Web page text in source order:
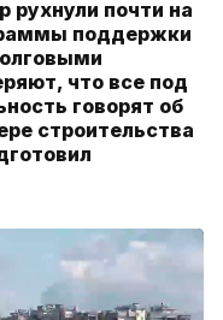
рухнули почти на
поддержки
что все под
говорят об
строительства